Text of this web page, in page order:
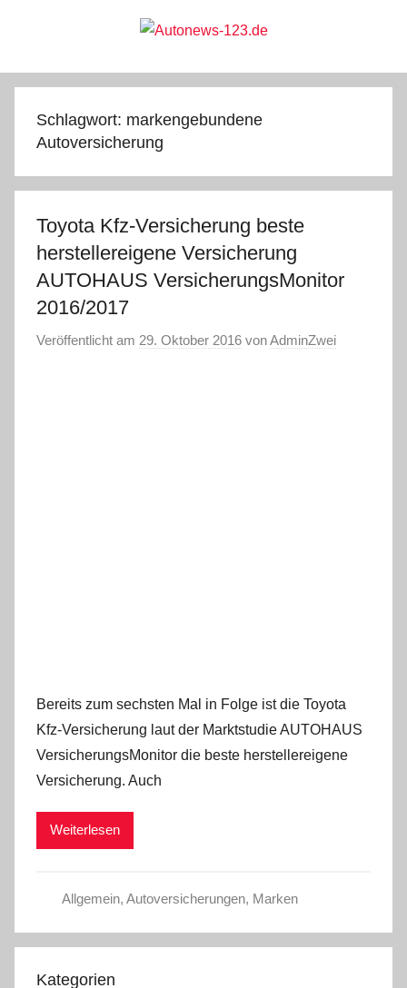
Autonews-
123.de
Schlagwort: markengebundene
Autoversicherung
Toyota Kfz-Versicherung beste
herstellereigene Versicherung
AUTOHAUS VersicherungsMonitor
2016/2017
Veröffentlicht am 29. Oktober 2016 vonAdminZwei
Bereits zum sechsten Mal in Folge ist die Toyota
Kfz-Versicherung laut der Marktstudie AUTOHAUS
VersicherungsMonitor die beste herstellereigene
Versicherung. Auch
Weiterlesen
Allgemein, Autoversicherungen, Marken
Kategorien